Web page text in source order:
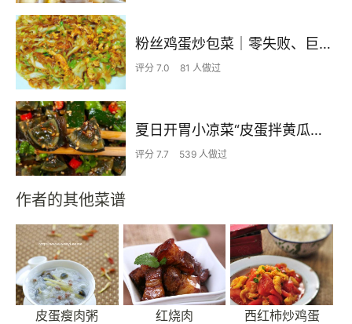
粉丝鸡蛋炒包菜｜零失败、巨下饭
评分 7.0 81 人做过
夏日开胃小凉菜“皮蛋拌黄瓜🥒”开胃减脂
评分 7.7 539 人做过
作者的其他菜谱
皮蛋瘦肉粥 红烧肉 西红柿炒鸡蛋